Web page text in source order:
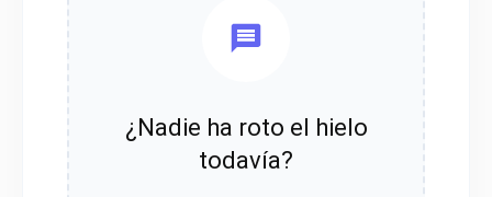
¿Nadie ha roto el hielo
todavía?